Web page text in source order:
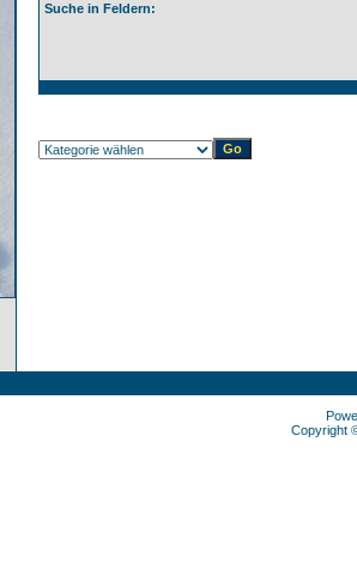
Suche in Feldern:
Copyright